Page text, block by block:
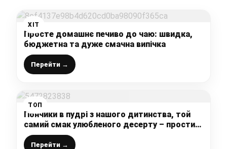
ХІТ
Просте домашнє печиво до чаю: швидка,
бюджетна та дуже смачна випічка
Перейти →
ТОП
Пончики в пудрі з нашого дитинства, той
самий смак улюбленого десерту – простий
і швидкий рецепт
Перейти →